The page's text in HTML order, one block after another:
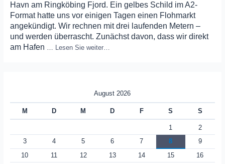
Havn am Ringköbing Fjord. Ein gelbes Schild im A2-
Format hatte uns vor einigen Tagen einen Flohmarkt
angekündigt. Wir rechnen mit drei laufenden Metern –
und werden überrascht. Zunächst davon, dass wir direkt
am Hafen … Lesen Sie weiter…
August 2026
M D M D F S S
1
2
3
4 5 6 7 8
9
10
11 12 13 14 15
16